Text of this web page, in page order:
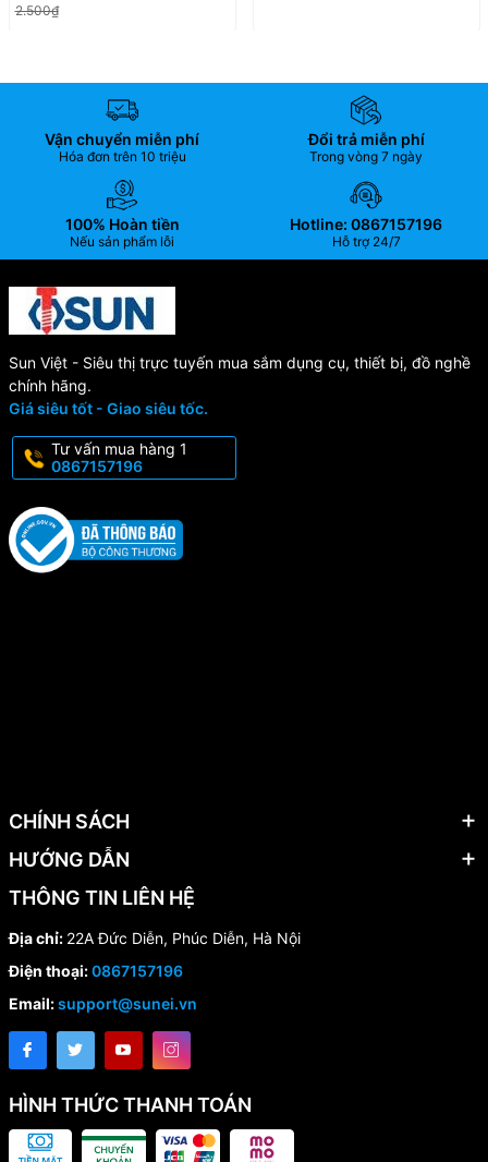
2.500₫
Vận chuyển miễn phí
Hóa đơn trên 10 triệu
Đổi trả miễn phí
Trong vòng 7 ngày
100% Hoàn tiền
Nếu sản phẩm lỗi
Hotline: 0867157196
Hỗ trợ 24/7
Sun Việt - Siêu thị trực tuyến mua sắm dụng cụ, thiết bị, đồ nghề
chính hãng.
Giá siêu tốt - Giao siêu tốc.
Tư vấn mua hàng 1
0867157196
CHÍNH SÁCH
HƯỚNG DẪN
THÔNG TIN LIÊN HỆ
Địa chỉ: 22A Đức Diễn, Phúc Diễn, Hà Nội
Điện thoại:0867157196
Email:support@sunei.vn
HÌNH THỨC THANH TOÁN